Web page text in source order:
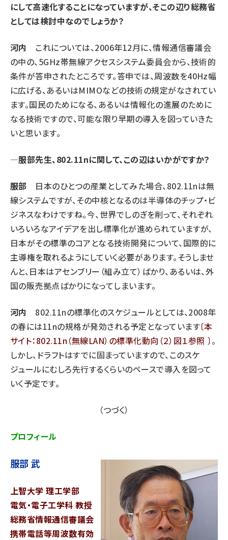
にして高速化することになっていますが、そこの辺り総務省
としては検討中なのでしょうか？
河内
これについては、2006年12月に、情報通信審議会
の中の、5GHz帯無線アクセスシステム委員会から、技術的
条件が答申されたところです。答申では、周波数を40Hz幅
に広げる、あるいはMIMOなどの技術の規定がなされてい
ます。国民のためになる、あるいは情報化の進展のために
なる技術ですので、可能な限り早期の導入を図っていきた
いと思います。
—服部先生、802.11nに関して、この辺はいかがですか？
服部 日本のひとつの産業としてみた場合、802.11nは無
線システムですが、その中核となるのは半導体のチップ・ビ
ジネスなわけですね。今、世界でしのぎを削って、それぞれ
いろいろなアイデアを出し標準化が進められていますが、
日本がその標準のコアとなる技術開発について、国際的に
主導権を取れるようにしていく必要があります。そうしませ
んと、日本はアセンブリー（組み立て）ばかり、あるいは、外
国の販売拠点ばかりになってしまいます。
河内
802.11nの標準化のスケジュールとしては、2008年
の春には11nの規格が発効される予定となっています〔本
サイト：802.11n（無線LAN）の標準化動向（２）図１参照 〕 。
しかし、ドラフトはすでに固まっていますので、このスケ
ジュールにむしろ先行するくらいのペースで導入を図って
いく予定です。
（つづく）
プロフィール
服部 武
上智大学 理工学部
電気・電子工学科 教授
総務省情報通信審議会
携帯電話等周波数有効